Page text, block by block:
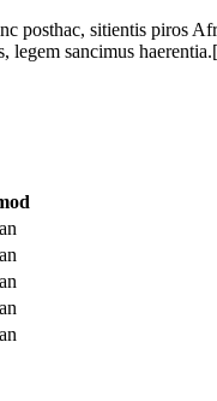
posthac, sitientis piros
legem sancimus